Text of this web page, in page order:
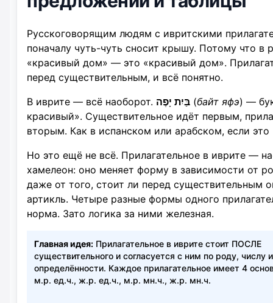
Русскоговорящим людям с ивритскими
поначалу чуть-чуть сносит крышу. Потому что в
«красивый дом» — это «красивый дом».
перед существительным, и всё понятно.
В иврите — всё наоборот. בַּיִת יָפֶה (байт яфэ) —
красивый». Существительное идёт первым,
вторым. Как в испанском или арабском, если
Но это ещё не всё. Прилагательное в иврите —
хамелеон: оно меняет форму в зависимости от
даже от того, стоит ли перед существительным
артикль. Четыре разные формы одного
норма. Зато логика за ними железная.
Главная идея: Прилагательное в иврите стоит ПОСЛЕ
существительного и согласуется с ним по роду, числу и
определённости. Каждое прилагательное имеет 4
м.р. ед.ч., ж.р. ед.ч., м.р. мн.ч., ж.р. мн.ч.